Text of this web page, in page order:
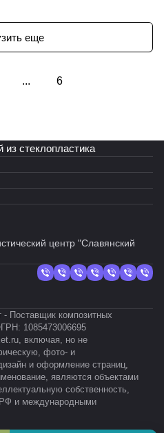
еще
... 6
стеклопластика
центр "Славянский
Поставщик композитных
1085473006695
включая, но не
фото- и
и оформление страниц,
являются объектами
собственность,
и международными